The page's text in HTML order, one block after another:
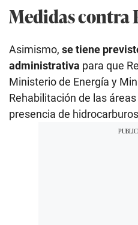
Medidas contra
Asimismo, se tiene
administrativa para que
Ministerio de Energía y
Rehabilitación de las
presencia de hidrocarburos